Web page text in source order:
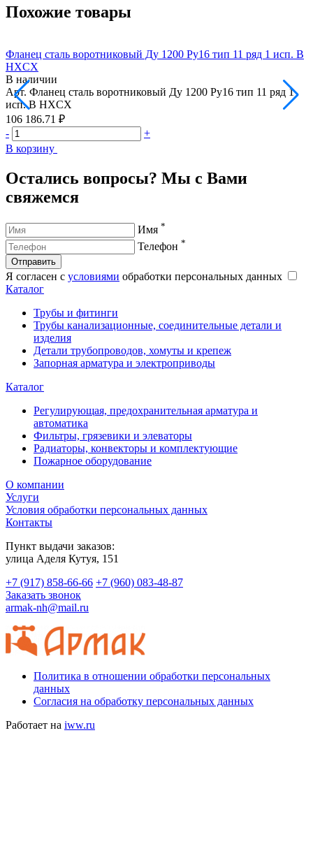
Похожие товары
Фланец сталь воротниковый Ду 1200 Ру16 тип 11 ряд 1 исп. B
HXCX
В наличии
Арт. Фланец сталь воротниковый Ду 1200 Ру16 тип 11 ряд 1
исп. B HXCX
106 186.71 ₽
-
+
В корзину
Остались вопросы? Мы с Вами
свяжемся
Имя *
Телефон *
Отправить
Я согласен с условиями обработки персональных данных
Каталог
Трубы и фитинги
Трубы канализационные, соединительные детали и
изделия
Детали трубопроводов, хомуты и крепеж
Запорная арматура и электроприводы
Каталог
Регулирующая, предохранительная арматура и
автоматика
Фильтры, грязевики и элеваторы
Радиаторы, конвекторы и комплектующие
Пожарное оборудование
О компании
Услуги
Условия обработки персональных данных
Контакты
Пункт выдачи заказов:
​улица Аделя Кутуя, 151
+7 (917) 858-66-66 +7 (960) 083-48-87
Заказать звонок
armak-nh@mail.ru
Политика в отношении обработки персональных
данных
Согласия на обработку персональных данных
Работает на iww.ru